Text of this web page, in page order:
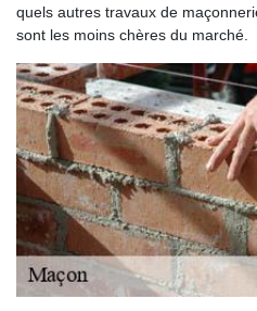
quels autres travaux de
sont les moins chères du marché.